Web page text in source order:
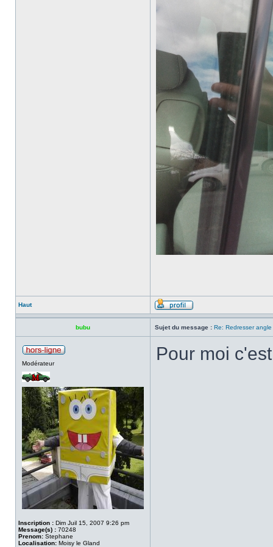
Haut
bubu Sujet du message : Re: Redresser
Modérateur
Inscription : Dim Juil 15, 2007 9:26 pm
Message(s) : 70248
Prenom: Stephane
Localisation: Moisy le Gland
Pour moi